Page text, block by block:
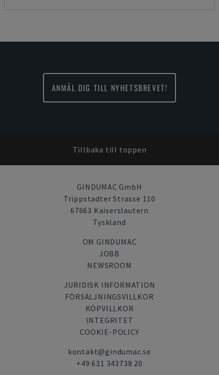
ANMÄL DIG TILL NYHETSBREVET!
Tillbaka till toppen
GINDUMAC GmbH
Trippstadter Strasse 110
67663 Kaiserslautern
Tyskland
OM GINDUMAC
JOBB
NEWSROOM
JURIDISK INFORMATION
FÖRSÄLJNINGSVILLKOR
KÖPVILLKOR
INTEGRITET
COOKIE-POLICY
kontakt@gindumac.se
+49 631 343738 20